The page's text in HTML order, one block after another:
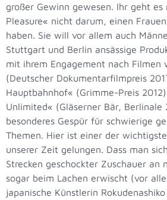
großer Gewinn gewesen. Ihr geht es
Pleasure« nicht darum, einen
haben. Sie will vor allem auch
Stuttgart und Berlin ansässige
mit ihrem Engagement nach Filmen
(Deutscher Dokumentarfilmpreis
Hauptbahnhof« (Grimme-Preis
Unlimited« (Gläserner Bär, Berlinale
besonderes Gespür für schwierige
Themen. Hier ist einer der
unserer Zeit gelungen. Dass man
Strecken geschockter Zuschauer an
sogar beim Lachen erwischt (vor
japanische Künstlerin